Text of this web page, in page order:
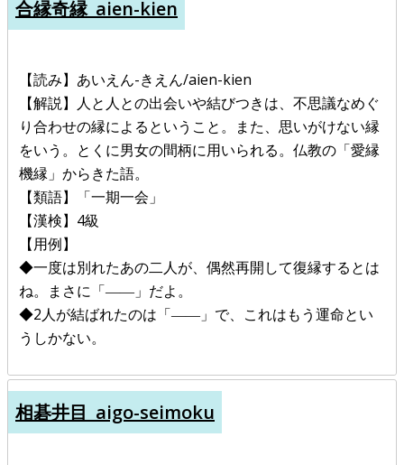
合縁奇縁_aien-kien
【読み】あいえん-きえん/aien-kien
【解説】人と人との出会いや結びつきは、不思議なめぐ
り合わせの縁によるということ。また、思いがけない縁
をいう。とくに男女の間柄に用いられる。仏教の「愛縁
機縁」からきた語。
【類語】「一期一会」
【漢検】4級
【用例】
◆一度は別れたあの二人が、偶然再開して復縁するとは
ね。まさに「――」だよ。
◆2人が結ばれたのは「――」で、これはもう運命とい
うしかない。
相碁井目_aigo-seimoku